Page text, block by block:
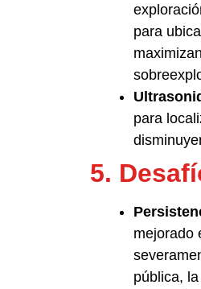
para
para
5.
mejorado
pública,